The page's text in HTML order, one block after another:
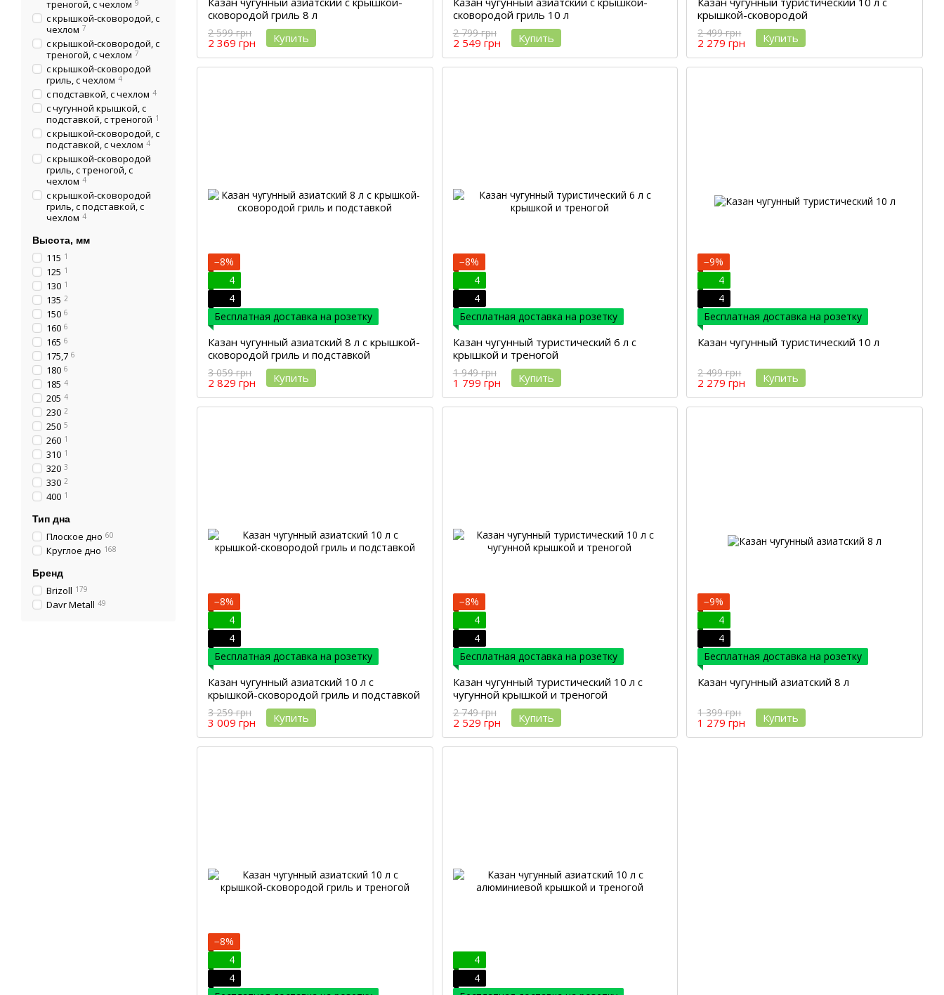
сковородой гриль 8 л
2 599 грн
2 369 грн Купить
сковородой гриль 10 л
2 799 грн
2 549 грн Купить
крышкой-сковородой
2 499 грн
2 279 грн Купить
−8%
4
4
Бесплатная доставка на розетку
Казан чугунный азиатский 8 л с крышкой-
сковородой гриль и подставкой
3 059 грн
2 829 грн Купить
−8%
4
4
Бесплатная доставка на розетку
Казан чугунный туристический 6 л с
крышкой и треногой
1 949 грн
1 799 грн Купить
−9%
4
4
Бесплатная доставка на розетку
Казан чугунный туристический 10 л
2 499 грн
2 279 грн Купить
−8%
4
4
Бесплатная доставка на розетку
Казан чугунный азиатский 10 л с
крышкой-сковородой гриль и подставкой
3 259 грн
3 009 грн Купить
−8%
4
4
Бесплатная доставка на розетку
Казан чугунный туристический 10 л с
чугунной крышкой и треногой
2 749 грн
2 529 грн Купить
−9%
4
4
Бесплатная доставка на розетку
Казан чугунный азиатский 8 л
1 399 грн
1 279 грн Купить
−8%
4
4
4
4
треногой, с чехлом 9
с крышкой-сковородой, с
чехлом 7
с крышкой-сковородой, с
треногой, с чехлом 7
с крышкой-сковородой
гриль, с чехлом 4
с подставкой, с чехлом 4
с чугунной крышкой, с
подставкой, с треногой 1
с крышкой-сковородой, с
подставкой, с чехлом 4
с крышкой-сковородой
гриль, с треногой, с
чехлом 4
с крышкой-сковородой
гриль, с подставкой, с
чехлом 4
Высота, мм
115 1
125 1
130 1
135 2
150 6
160 6
165 6
175,7 6
180 6
185 4
205 4
230 2
250 5
260 1
310 1
320 3
330 2
400 1
Тип дна
Плоское дно 60
Круглое дно 168
Бренд
Brizoll 179
Davr Metall 49